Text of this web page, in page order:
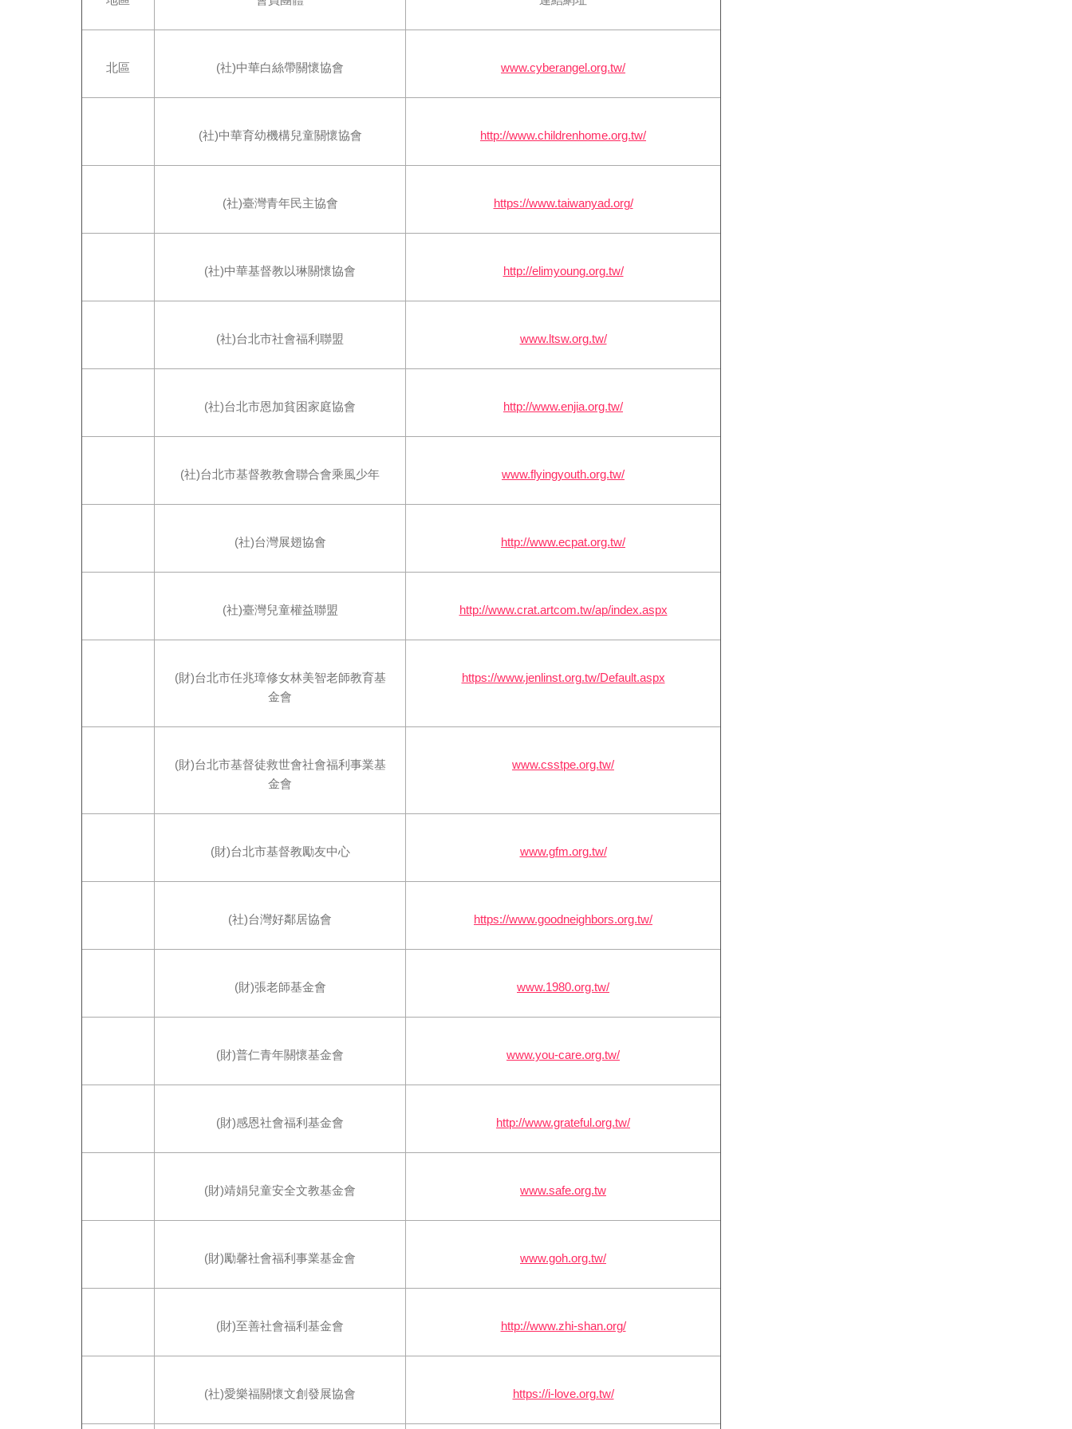
北區 (社)中華白絲帶關懷協會 www.cyberangel.org.tw/‎
(社)中華育幼機構兒童關懷協會 http://www.childrenhome.org.tw/
(社)臺灣青年民主協會 https://www.taiwanyad.org/
(社)中華基督教以琳關懷協會 http://elimyoung.org.tw/
(社)台北市社會福利聯盟 www.ltsw.org.tw/‎
(社)台北市恩加貧困家庭協會 http://www.enjia.org.tw/
(社)台北市基督教教會聯合會乘風少年 www.flyingyouth.org.tw/
(社)台灣展翅協會 http://www.ecpat.org.tw/
(社)臺灣兒童權益聯盟 http://www.crat.artcom.tw/ap/index.aspx
(財)台北市任兆璋修女林美智老師教育基
金會
https://www.jenlinst.org.tw/Default.aspx
(財)台北市基督徒救世會社會福利事業基
金會
www.csstpe.org.tw/‎
(財)台北市基督教勵友中心 www.gfm.org.tw/‎
(社)台灣好鄰居協會 https://www.goodneighbors.org.tw/
(財)張老師基金會 www.1980.org.tw/
(財)普仁青年關懷基金會 www.you-care.org.tw/
(財)感恩社會福利基金會 http://www.grateful.org.tw/
(財)靖娟兒童安全文教基金會 www.safe.org.tw
(財)勵馨社會福利事業基金會 www.goh.org.tw/
(財)至善社會福利基金會 http://www.zhi-shan.org/
(社)愛樂福關懷文創發展協會 https://i-love.org.tw/